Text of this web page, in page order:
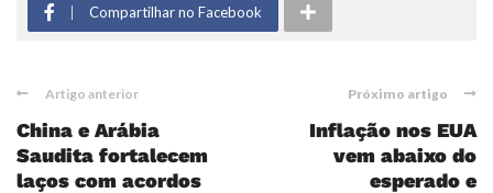
Compartilhar no Facebook
Artigo anterior
China e Arábia
Saudita fortalecem
laços com acordos
Próximo artigo
Inflação nos EUA
vem abaixo do
esperado e